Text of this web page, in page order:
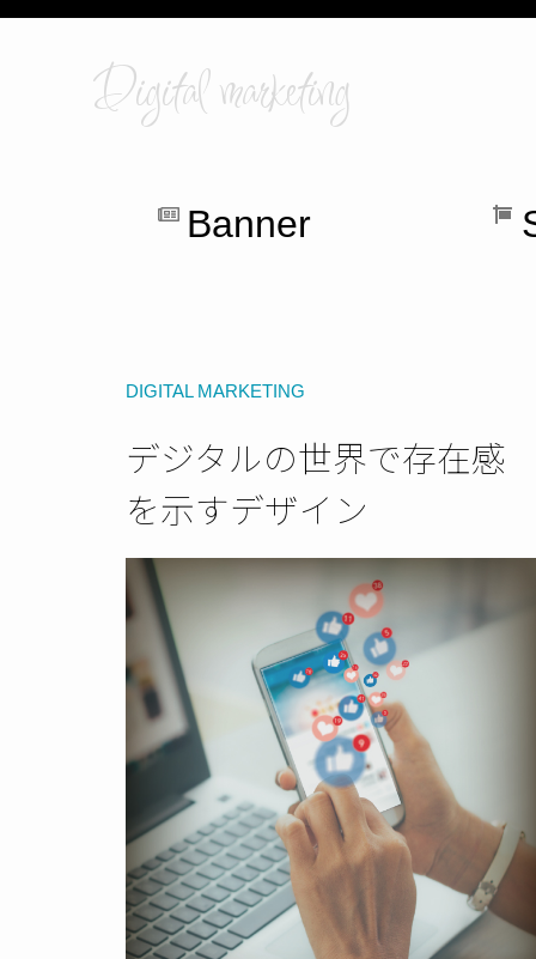
Digital marketing
Banner
DIGITAL MARKETING
デジタルの世界で存在感
を示すデザイン